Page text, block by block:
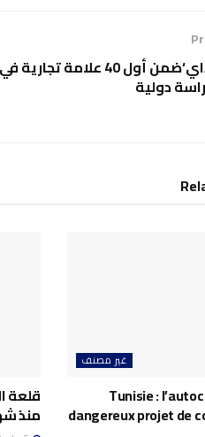
’هيونداي‘ضمن أول 40 علامة
دولية
غير مصنف
Tunisie :
dangereux projet de
قلعة
منذ